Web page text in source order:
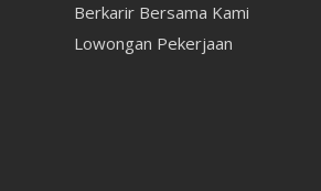
Berkarir Bersama Kami
Lowongan Pekerjaan